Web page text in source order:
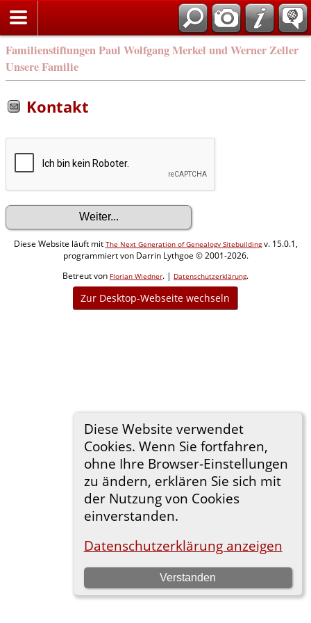
Familienstiftungen Paul Wolfgang Merkel und Werner Zeller
Unsere Familie
Diese Website verwendet
Cookies. Wenn Sie fortfahren,
ohne Ihre Browser-Einstellungen
zu ändern, erklären Sie sich mit
der Nutzung von Cookies
einverstanden.
Datenschutzerklärung anzeigen
Verstanden
Kontakt
Diese Website läuft mit The Next Generation of Genealogy Sitebuildingv. 15.0.1,
programmiert von Darrin Lythgoe © 2001-2026.
Betreut von Florian Wiedner. | Datenschutzerklärung.
Zur Desktop-Webseite wechseln